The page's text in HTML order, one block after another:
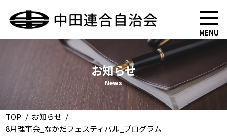
MENU
お知らせ
News
TOP
お知らせ
8月理事会_なかだフェスティバル_プログラム